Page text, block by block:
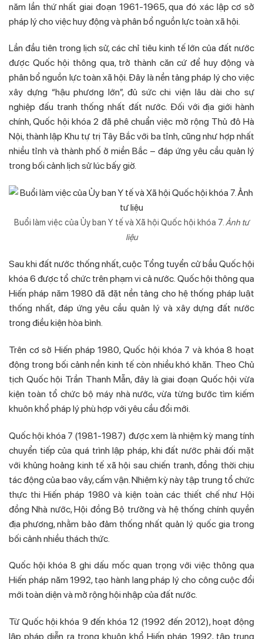
năm lần thứ nhất giai đoạn 1961-1965, qua đó xác lập cơ sở
pháp lý cho việc huy động và phân bổ nguồn lực toàn xã hội.
Lần đầu tiên trong lịch sử, các chỉ tiêu kinh tế lớn của đất nước
được Quốc hội thông qua, trở thành căn cứ để huy động và
phân bổ nguồn lực toàn xã hội. Đây là nền tảng pháp lý cho việc
xây dựng “hậu phương lớn”, đủ sức chi viện lâu dài cho sự
nghiệp đấu tranh thống nhất đất nước. Đối với địa giới hành
chính, Quốc hội khóa 2 đã phê chuẩn việc mở rộng Thủ đô Hà
Nội, thành lập Khu tự trị Tây Bắc với ba tỉnh, cũng như hợp nhất
nhiều tỉnh và thành phố ở miền Bắc – đáp ứng yêu cầu quản lý
trong bối cảnh lịch sử lúc bấy giờ.
Buổi làm việc của Ủy ban Y tế và Xã hội Quốc hội khóa 7. Ảnh tư
liệu
Sau khi đất nước thống nhất, cuộc Tổng tuyển cử bầu Quốc hội
khóa 6 được tổ chức trên phạm vi cả nước. Quốc hội thông qua
Hiến pháp năm 1980 đã đặt nền tảng cho hệ thống pháp luật
thống nhất, đáp ứng yêu cầu quản lý và xây dựng đất nước
trong điều kiện hòa bình.
Trên cơ sở Hiến pháp 1980, Quốc hội khóa 7 và khóa 8 hoạt
động trong bối cảnh nền kinh tế còn nhiều khó khăn. Theo Chủ
tịch Quốc hội Trần Thanh Mẫn, đây là giai đoạn Quốc hội vừa
kiện toàn tổ chức bộ máy nhà nước, vừa từng bước tìm kiếm
khuôn khổ pháp lý phù hợp với yêu cầu đổi mới.
Quốc hội khóa 7 (1981-1987) được xem là nhiệm kỳ mang tính
chuyển tiếp của quá trình lập pháp, khi đất nước phải đối mặt
với khủng hoảng kinh tế xã hội sau chiến tranh, đồng thời chịu
tác động của bao vây, cấm vận. Nhiệm kỳ này tập trung tổ chức
thực thi Hiến pháp 1980 và kiện toàn các thiết chế như Hội
đồng Nhà nước, Hội đồng Bộ trưởng và hệ thống chính quyền
địa phương, nhằm bảo đảm thống nhất quản lý quốc gia trong
bối cảnh nhiều thách thức.
Quốc hội khóa 8 ghi dấu mốc quan trọng với việc thông qua
Hiến pháp năm 1992, tạo hành lang pháp lý cho công cuộc đổi
mới toàn diện và mở rộng hội nhập của đất nước.
Từ Quốc hội khóa 9 đến khóa 12 (1992 đến 2012), hoạt động
lập pháp diễn ra trong khuôn khổ Hiến pháp 1992, tập trung